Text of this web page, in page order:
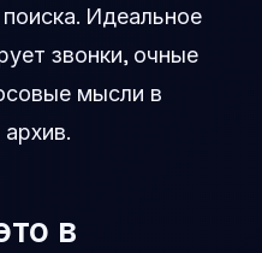
Идеальное
звонки, очные
мысли в
в